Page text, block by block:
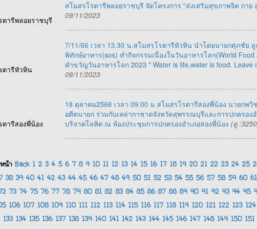
ตารีพลอยราชบุรี
สโมสรโรตารีพลอยราชบุรี จัดโครงการ “ส่งเสริมสุขภาพจิต กาย
09/11/2023
ตารีหัวหิน
7/11/66 เวลา 13.30 น.สโมสรโรตารีหัวหิน นำโดยนายกศุภชัย
พิทักษ์อาหาร(sos) ทำกิจกรรมเนื่องในวันอาหารโลก(World
คำขวัญวันอาหารโลก 2023 " Water is life,water is food. Leave
09/11/2023
ตารีสองพี่น้อง
18 ตุลาคม2566 เวลา 09.00 น สโมสรโรตารีสองพี่น้อง นายกพ
อดีตนายก ร่วมกับเหล่ากาชาดจังหวัดสุพรรณบุรีและการปกครอง
บริจาคโลหิต ณ ห้องประชุมการปกครองอำเภอสองพี่น้อง (ดู
หน้า Back 1 2 3 4 5 6 7 8 9 10 11 12 13 14 15 16 17 18 19 20 21 22 23 24 25
38 39 40 41 42 43 44 45 46 47 48 49 50 51 52 53 54 55 56 57 58 59 60 61
73 74 75 76 77 78 79 80 81 82 83 84 85 86 87 88 89 90 91 92 93 94 95
106 107 108 109 110 111 112 113 114 115 116 117 118 119 120 121 122 123 124
133 134 135 136 137 138 139 140 141 142 143 144 145 146 147 148 149 150 151